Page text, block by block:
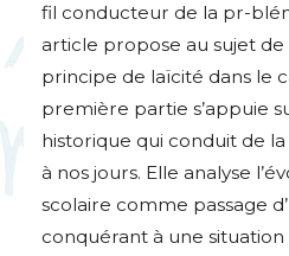
fil conducteur de la pr-
article propose au sujet de
principe de laïcité dans le
première partie s’appuie
historique qui conduit de
à nos jours. Elle analyse
scolaire comme passage
conquérant à une